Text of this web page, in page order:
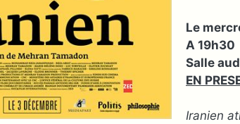
Le
A 19h30
Salle
EN
Iranien